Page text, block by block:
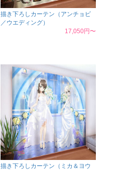
描き下ろしカーテン（アンチョビ
／ウエディング）
17,050円〜
描き下ろしカーテン（ミカ＆ヨウ